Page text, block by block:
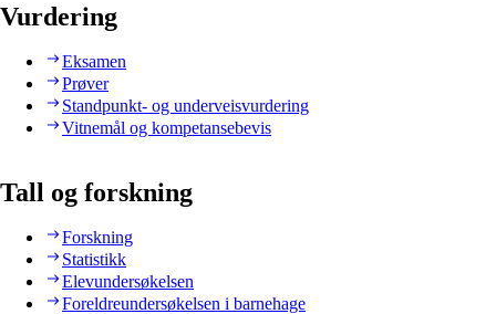
Vurdering
Eksamen
Prøver
Standpunkt- og underveisvurdering
Vitnemål og kompetansebevis
Tall og forskning
Forskning
Statistikk
Elevundersøkelsen
Foreldreundersøkelsen i barnehage